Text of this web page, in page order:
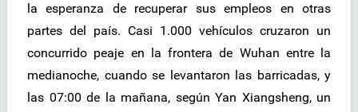
la esperanza de recuperar sus empleos en otras
partes del país. Casi 1.000 vehículos cruzaron un
concurrido peaje en la frontera de Wuhan entre la
medianoche, cuando se levantaron las barricadas, y
las 07:00 de la mañana, según Yan Xiangsheng, un